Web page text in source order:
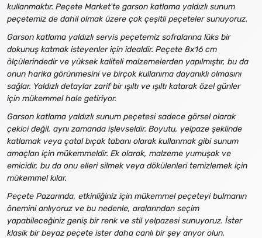
kullanmaktır. Peçete Market'te garson katlama yaldızlı sunum
peçetemiz de dahil olmak üzere çok çeşitli peçeteler sunuyoruz.
Garson katlama yaldızlı servis peçetemiz sofralarına lüks bir
dokunuş katmak isteyenler için idealdir. Peçete 8x16 cm
ölçülerindedir ve yüksek kaliteli malzemelerden yapılmıştır, bu da
onun harika görünmesini ve birçok kullanıma dayanıklı olmasını
sağlar. Yaldızlı detaylar zarif bir ışıltı ve ışıltı katarak özel günler
için mükemmel hale getiriyor.
Garson katlama yaldızlı sunum peçetesi sadece görsel olarak
çekici değil, aynı zamanda işlevseldir. Boyutu, yelpaze şeklinde
katlamak veya çatal bıçak tabanı olarak kullanmak gibi sunum
amaçları için mükemmeldir. Ek olarak, malzeme yumuşak ve
emicidir, bu da onu elleri silmek veya dökülenleri temizlemek için
mükemmel kılar.
Peçete Pazarında, etkinliğiniz için mükemmel peçeteyi bulmanın
önemini anlıyoruz ve bu nedenle, aralarından seçim
yapabileceğiniz geniş bir renk ve stil yelpazesi sunuyoruz. İster
klasik bir beyaz peçete ister daha canlı bir şey arıyor olun,